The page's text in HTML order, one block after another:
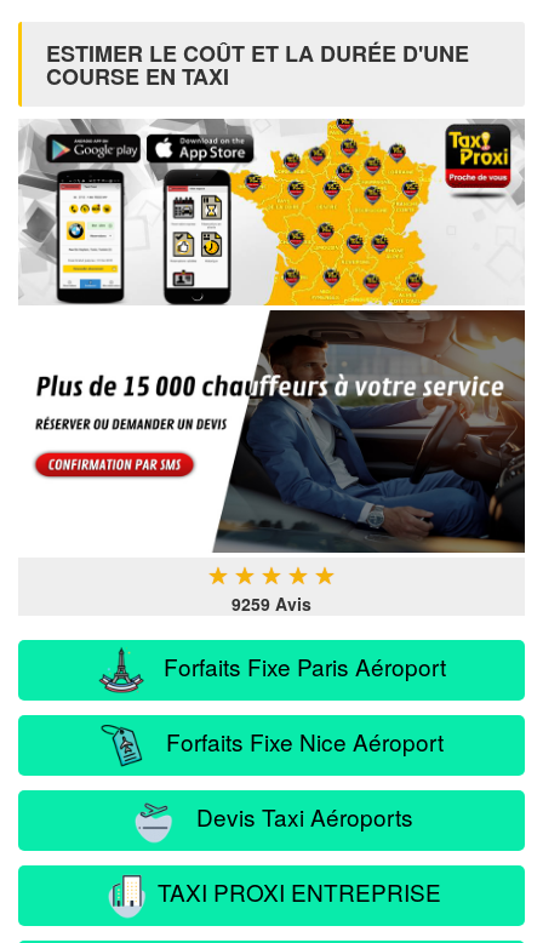
ESTIMER LE COÛT ET LA DURÉE D'UNE
COURSE EN TAXI
★ ★ ★ ★ ★
9259 Avis
Forfaits Fixe Paris Aéroport
Forfaits Fixe Nice Aéroport
Devis Taxi Aéroports
TAXI PROXI ENTREPRISE